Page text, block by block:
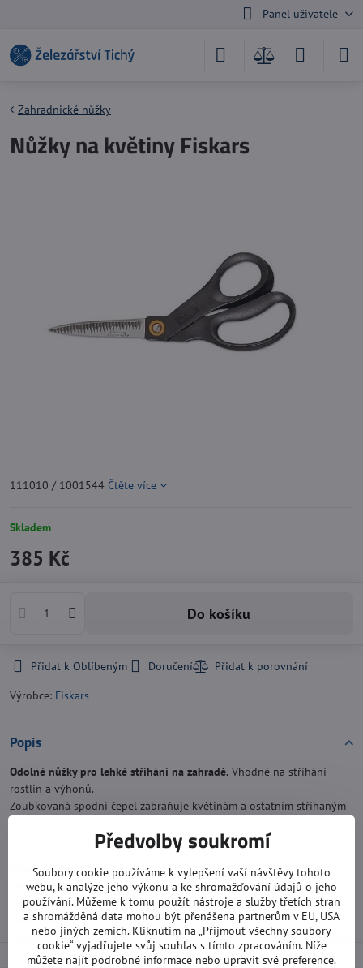
Panel uživatele
Zahradnické nůžky
Nůžky na květiny Fiskars
111010 / 1001544 Čtěte více
Skladem
385 Kč
Do košíku
Přidat k Oblíbeným
Doručení
Výrobce: Fiskars
Popis
Odolné nůžky pro lehké stříhání na zahradě. Vhodné na stříhání
rostlin a výhonů.
Zoubkovaná spodní čepel zabraňuje květinám a ostatním stříhaným
Ergonomická držadla pro pohodlné používání.
Šířka:75 mm
Délka:192 mm
Výška:20 mm
Hmotnost:60 g
Předvolby soukromí
Soubory cookie používáme k vylepšení vaší návštěvy tohoto
webu, k analýze jeho výkonu a ke shromažďování údajů o jeho
používání. Můžeme k tomu použít nástroje a služby třetích stran
a shromážděná data mohou být přenášena partnerům v EU, USA
nebo jiných zemích. Kliknutím na „Přijmout všechny soubory
cookie“ vyjadřujete svůj souhlas s tímto zpracováním. Níže
můžete najít podrobné informace nebo upravit své preference.